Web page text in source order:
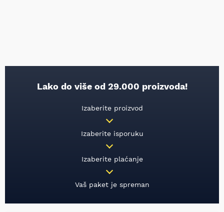
Lako do više od 29.000 proizvoda!
Izaberite proizvod
Izaberite isporuku
Izaberite plaćanje
Vaš paket je spreman